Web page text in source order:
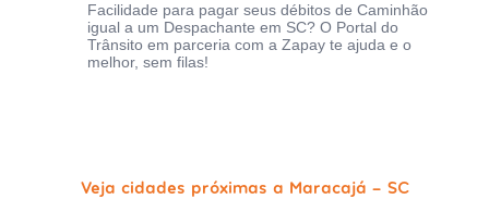
Facilidade para pagar seus débitos de Caminhão
igual a um Despachante em SC? O Portal do
Trânsito em parceria com a Zapay te ajuda e o
melhor, sem filas!
Veja cidades próximas a Maracajá - SC